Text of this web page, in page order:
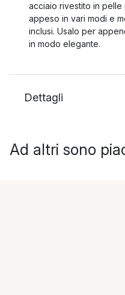
acciaio rivestito in pelle
appeso in vari modi e
inclusi. Usalo per
in modo elegante.
Dettagli
Ad altri sono